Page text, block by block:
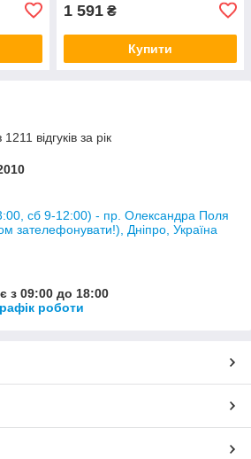
1 591 ₴
Купити
відгуків за рік
сб 9-12:00) - пр. Олександра Поля
зателефонувати!), Дніпро, Україна
з 09:00 до 18:00
роботи